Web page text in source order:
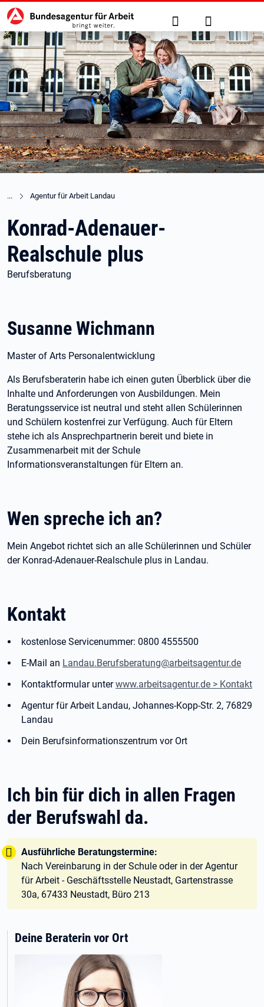
zu den Hauptinhalten springen
Hauptnavigation Suche Anmelden
Agentur für Arbeit Landau
Konrad-Adenauer-
Realschule plus
Berufsberatung
Susanne Wichmann
Master of Arts Personalentwicklung
Als Berufsberaterin habe ich einen guten Überblick über die
Inhalte und Anforderungen von Ausbildungen. Mein
Beratungsservice ist neutral und steht allen Schülerinnen
und Schülern kostenfrei zur Verfügung. Auch für Eltern
stehe ich als Ansprechpartnerin bereit und biete in
Zusammenarbeit mit der Schule
Informationsveranstaltungen für Eltern an.
Wen spreche ich an?
Mein Angebot richtet sich an alle Schülerinnen und Schüler
der Konrad-Adenauer-Realschule plus in Landau.
Kontakt
kostenlose Servicenummer: 0800 4555500
E-Mail an Landau.Berufsberatung@arbeitsagentur.de
Kontaktformular unterwww.arbeitsagentur.de > Kontakt
Agentur für Arbeit Landau, Johannes-Kopp-Str. 2, 76829
Landau
Dein Berufsinformationszentrum vor Ort
Ich bin für dich in allen Fragen
der Berufswahl da.
Tipp:
Ausführliche Beratungstermine:
Nach Vereinbarung in der Schule oder in der Agentur
für Arbeit - Geschäftsstelle Neustadt, Gartenstrasse
30a, 67433 Neustadt, Büro 213
Deine Beraterin vor Ort